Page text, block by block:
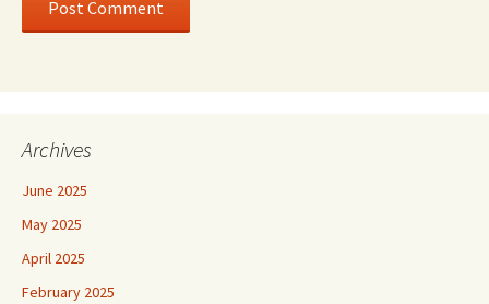
Archives
June 2025
May 2025
April 2025
February 2025